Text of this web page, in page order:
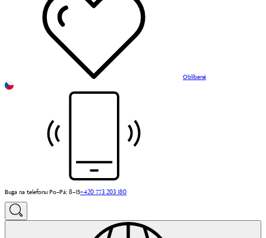
Oblíbené
Buga na telefonu Po–Pá: 8–15+420 773 203 180